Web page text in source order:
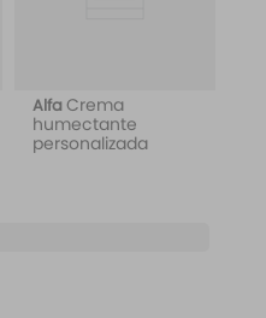
AlfaCrema
humectante
personalizada